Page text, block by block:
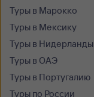
Туры в Марокко
Туры в Мексику
Туры в Нидерланды
Туры в ОАЭ
Туры в Португалию
Туры по России